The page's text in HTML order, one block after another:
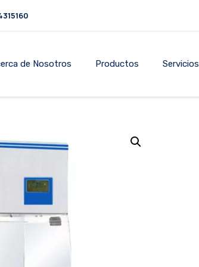
de Nosotros Productos Servicios